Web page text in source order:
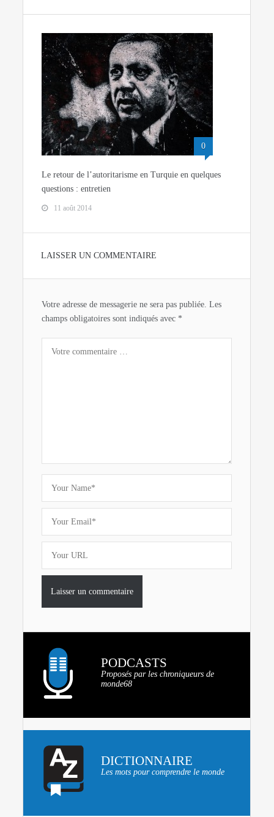
0
Le retour de l’autoritarisme en Turquie en quelques
questions : entretien
11 août 2014
LAISSER UN COMMENTAIRE
Votre adresse de messagerie ne sera pas publiée. Les
champs obligatoires sont indiqués avec *
PODCASTS
Proposés par les chroniqueurs de
monde68
DICTIONNAIRE
Les mots pour comprendre le monde